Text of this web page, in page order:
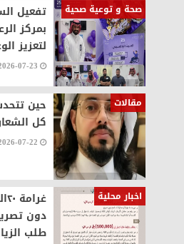
صحة و توعية صحية
تفعيل
بمركز
لتعزيز
07-23
مقالات
حين
كل
07-22
اخبار محلية
طلب